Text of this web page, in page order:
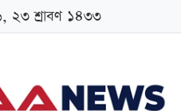
২৩ শ্রাবণ ১৪৩৩